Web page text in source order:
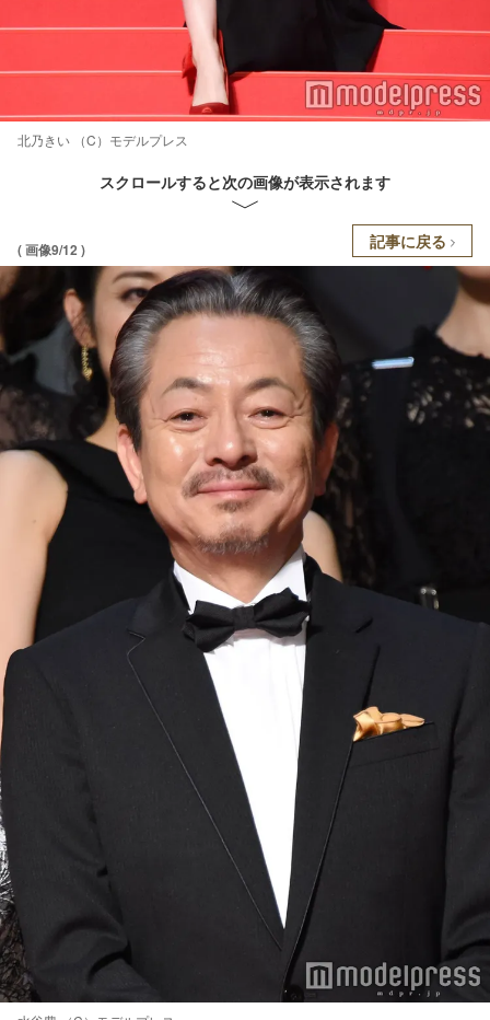
北乃きい （C）モデルプレス
スクロールすると次の画像が表示されます
( 画像9/12 ) 記事に戻る